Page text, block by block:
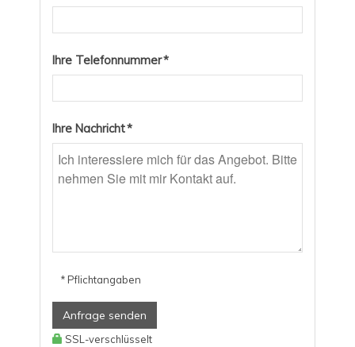
Ihre Telefonnummer *
Ihre Nachricht *
* Pflichtangaben
Anfrage senden
SSL-verschlüsselt